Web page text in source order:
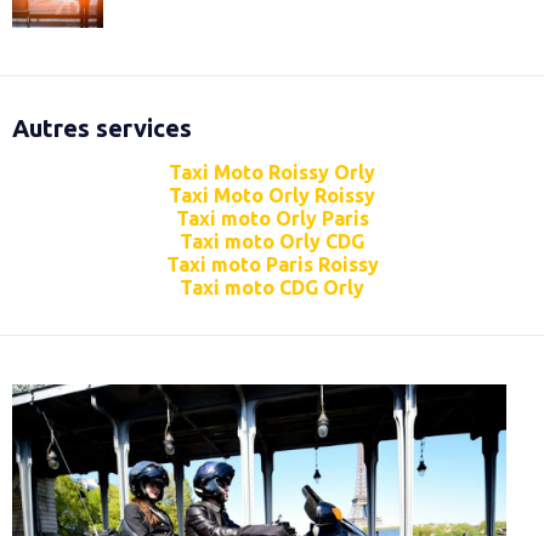
Autres services
Taxi Moto Roissy Orly
Taxi Moto Orly Roissy
Taxi moto Orly Paris
Taxi moto Orly CDG
Taxi moto Paris Roissy
Taxi moto CDG Orly